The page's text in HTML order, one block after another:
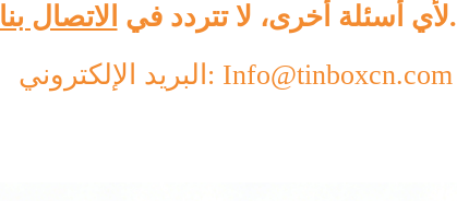
لأي أسئلة أخرى، لا تتردد في الاتصال بنا
.
البريد الإلكتروني: Info@tinboxcn.com